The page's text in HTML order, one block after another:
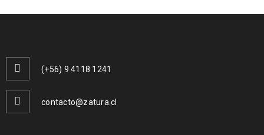
(+56) 9 4118 1241
contacto@zatura.cl